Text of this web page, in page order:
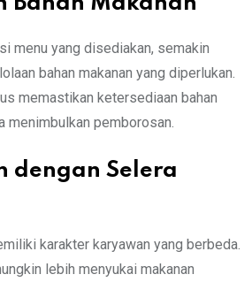
menu yang disediakan, semakin
bahan makanan yang diperlukan.
memastikan ketersediaan bahan
menimbulkan pemborosan.
dengan Selera
karakter karyawan yang berbeda.
lebih menyukai makanan